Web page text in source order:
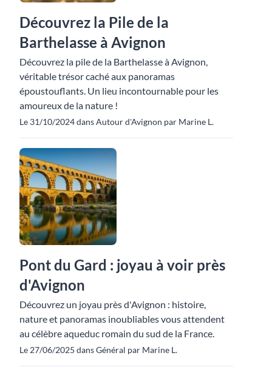
Découvrez la Pile de la
Barthelasse à Avignon
Découvrez la pile de la Barthelasse à Avignon,
véritable trésor caché aux panoramas
époustouflants. Un lieu incontournable pour les
amoureux de la nature !
Le 31/10/2024 dans Autour d'Avignon par Marine L.
Pont du Gard : joyau à voir près
d'Avignon
Découvrez un joyau près d'Avignon : histoire,
nature et panoramas inoubliables vous attendent
au célèbre aqueduc romain du sud de la France.
Le 27/06/2025 dans Général par Marine L.